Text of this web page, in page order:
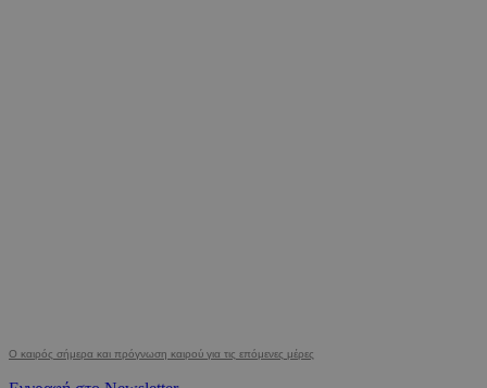
Ο καιρός σήμερα και πρόγνωση καιρού για τις επόμενες μέρες